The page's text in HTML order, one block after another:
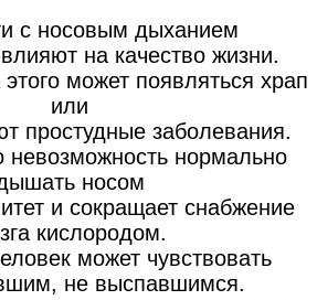
с носовым дыханием
на качество жизни.
может появляться храп
или
простудные заболевания.
невозможность нормально
носом
и сокращает снабжение
кислородом.
может чувствовать
не выспавшимся.